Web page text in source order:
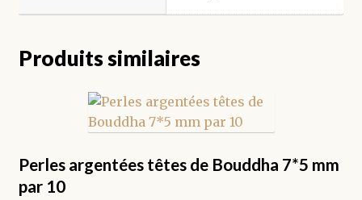
Produits similaires
Perles argentées têtes de Bouddha 7*5 mm
par 10